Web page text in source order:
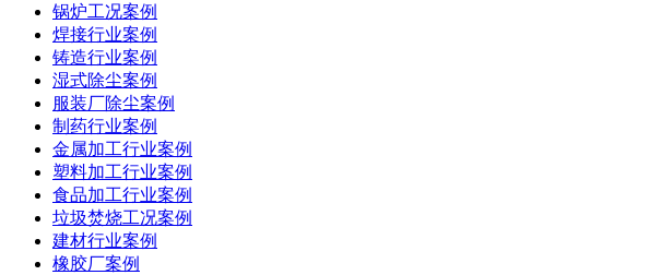
锅炉工况案例
焊接行业案例
铸造行业案例
湿式除尘案例
服装厂除尘案例
制药行业案例
金属加工行业案例
塑料加工行业案例
食品加工行业案例
垃圾焚烧工况案例
建材行业案例
橡胶厂案例